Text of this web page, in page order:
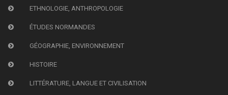
ETHNOLOGIE, ANTHROPOLOGIE
ÉTUDES NORMANDES
GÉOGRAPHIE, ENVIRONNEMENT
HISTOIRE
LITTÉRATURE, LANGUE ET CIVILISATION